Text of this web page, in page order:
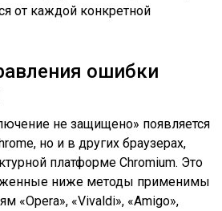
от каждой конкретной
ошибки
не защищено» появляется
но и в других браузерах,
платформе Chromium. Это
ниже методы применимы
«Opera», «Vivaldi», «Amigo»,